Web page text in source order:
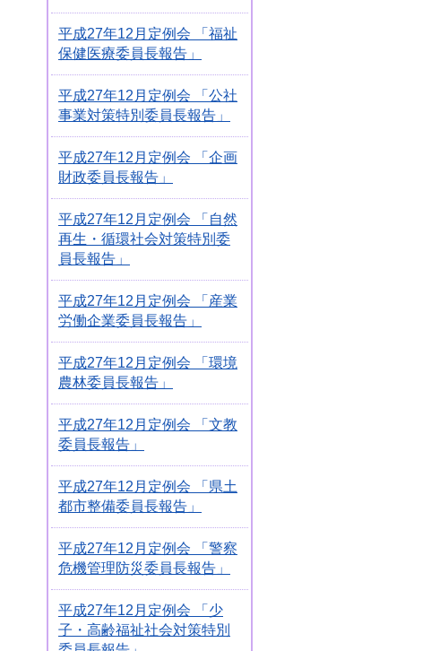
平成27年12月定例会 「福祉
保健医療委員長報告」
平成27年12月定例会 「公社
事業対策特別委員長報告」
平成27年12月定例会 「企画
財政委員長報告」
平成27年12月定例会 「自然
再生・循環社会対策特別委
員長報告」
平成27年12月定例会 「産業
労働企業委員長報告」
平成27年12月定例会 「環境
農林委員長報告」
平成27年12月定例会 「文教
委員長報告」
平成27年12月定例会 「県土
都市整備委員長報告」
平成27年12月定例会 「警察
危機管理防災委員長報告」
平成27年12月定例会 「少
子・高齢福祉社会対策特別